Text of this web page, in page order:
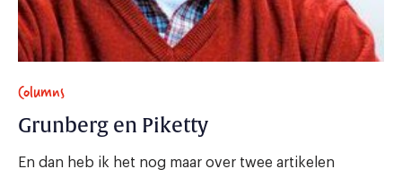
Columns
Grunberg en Piketty
En dan heb ik het nog maar over twee artikelen